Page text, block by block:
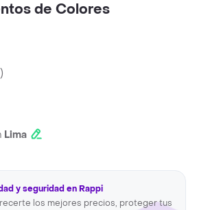
de Colores
)
Lima
y seguridad en Rappi
los mejores precios, proteger tus